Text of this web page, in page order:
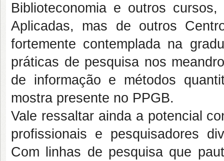
Biblioteconomia e outros
Aplicadas, mas de outros
fortemente contemplada na
práticas de pesquisa nos
de informação e métodos
mostra presente no PPGB.
Vale ressaltar ainda a potencial
profissionais e pesquisadores
Com linhas de pesquisa que